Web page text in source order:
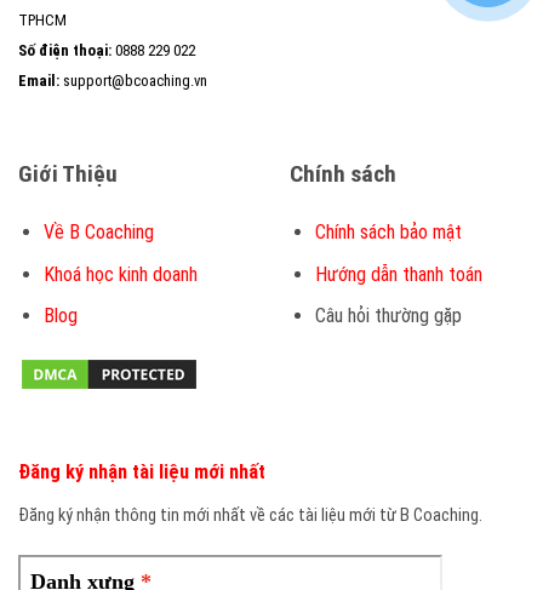
TPHCM
Số điện thoại: 0888 229 022
Email: support@bcoaching.vn
Giới Thiệu
Về B Coaching
Khoá học kinh doanh
Blog
Chính sách
Chính sách bảo mật
Hướng dẫn thanh toán
Câu hỏi thường gặp
Đăng ký nhận tài liệu mới nhất
Đăng ký nhận thông tin mới nhất về các tài liệu mới từ B Coaching.